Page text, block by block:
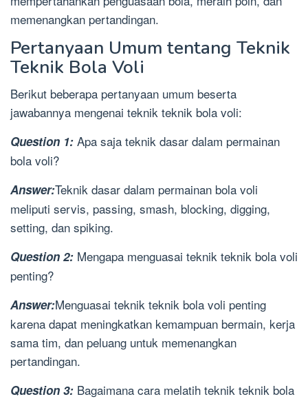
memenangkan pertandingan.
Pertanyaan Umum tentang Teknik
Teknik Bola Voli
Berikut beberapa pertanyaan umum beserta
jawabannya mengenai teknik teknik bola voli:
Question 1: Apa saja teknik dasar dalam permainan
bola voli?
Answer:Teknik dasar dalam permainan bola voli
meliputi servis, passing, smash, blocking, digging,
setting, dan spiking.
Question 2: Mengapa menguasai teknik teknik bola voli
penting?
Answer:Menguasai teknik teknik bola voli penting
karena dapat meningkatkan kemampuan bermain, kerja
sama tim, dan peluang untuk memenangkan
pertandingan.
Question 3: Bagaimana cara melatih teknik teknik bola